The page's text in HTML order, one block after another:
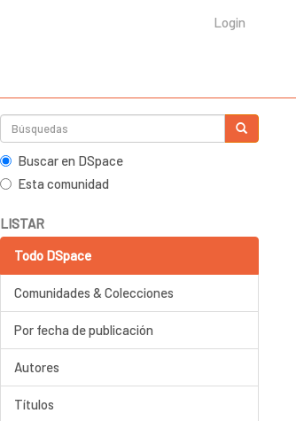
Login
Buscar en DSpace
Esta comunidad
LISTAR
Todo DSpace
Comunidades & Colecciones
Por fecha de publicación
Autores
Títulos